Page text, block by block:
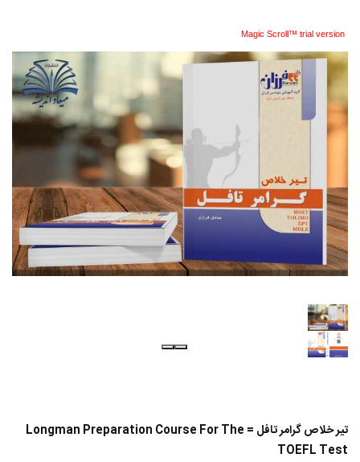
Magic Scroll™ trial version
تیر خلاص گرامر تافل = Longman Preparation Course For The
TOEFL Test